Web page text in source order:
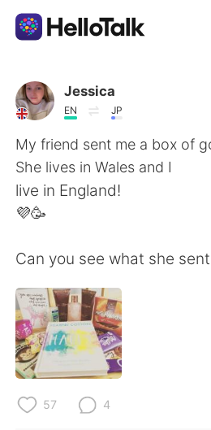
แอปแลกเปลี่ยนทางภาษา
AI Grammar Checker
ไทย
繁體中文
العربية
Deutsch
한국어
Jessica
EN JP
My friend sent me a box of
She lives in Wales and I
live in England!
💜🥳
Can you see what she
57 4